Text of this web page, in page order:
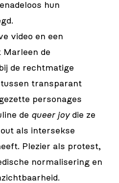
hun
video en een
de
de rechtmatige
tussen transparant
personages
de queer joydie ze
als intersekse
Plezier als protest,
normalisering en